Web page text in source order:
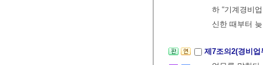
하 “기계경비
신한 때부터
제7조의2(경비